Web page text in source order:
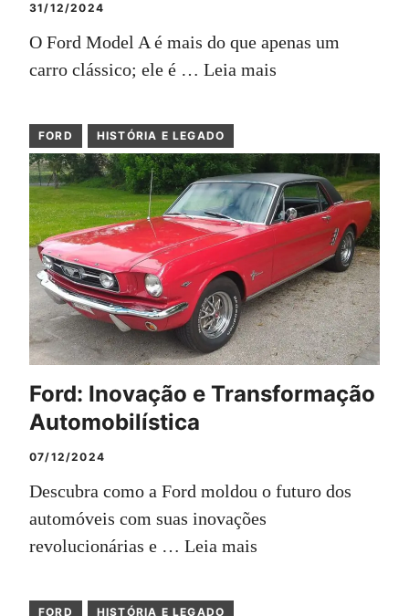
31/12/2024
O Ford Model A é mais do que apenas um
carro clássico; ele é … Leia mais
FORD HISTÓRIA E LEGADO
Ford: Inovação e Transformação
Automobilística
07/12/2024
Descubra como a Ford moldou o futuro dos
automóveis com suas inovações
revolucionárias e … Leia mais
FORD HISTÓRIA E LEGADO